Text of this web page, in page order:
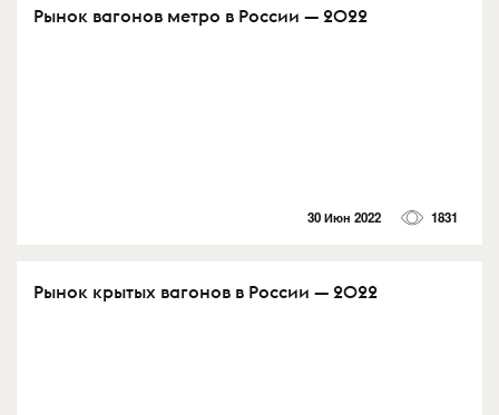
Рынок вагонов метро в России — 2022
30 Июн 2022 1831
Рынок крытых вагонов в России — 2022